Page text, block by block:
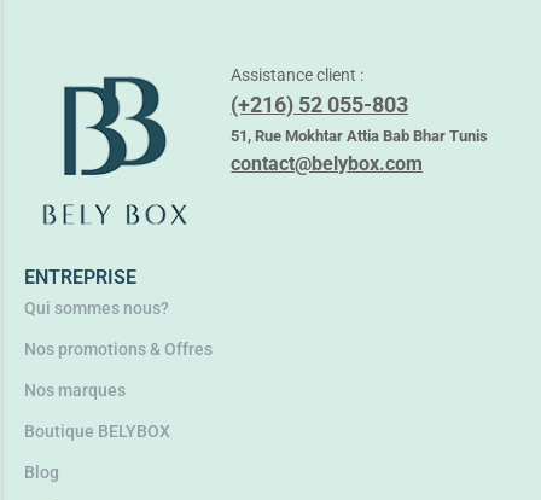
Assistance client :
(+216) 52 055-803
51, Rue Mokhtar Attia Bab Bhar Tunis
contact@belybox.com
ENTREPRISE
Qui sommes nous?
Nos promotions & Offres
Nos marques
Boutique BELYBOX
Blog